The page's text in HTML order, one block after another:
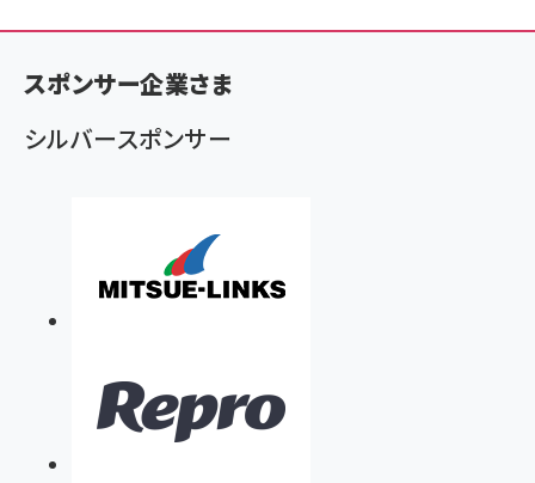
く
ず
スポンサー企業さま
シルバースポンサー